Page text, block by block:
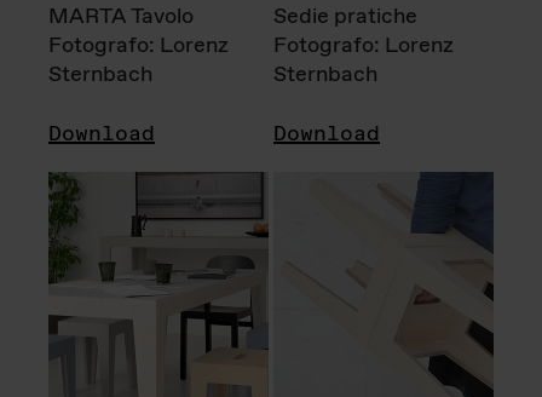
MARTA Tavolo
Fotografo: Lorenz
Sternbach
Download
Sedie pratiche
Fotografo: Lorenz
Sternbach
Download